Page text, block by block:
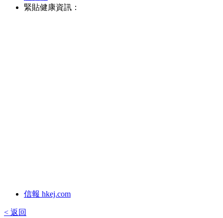
緊貼健康資訊：
信報 hkej.com
< 返回